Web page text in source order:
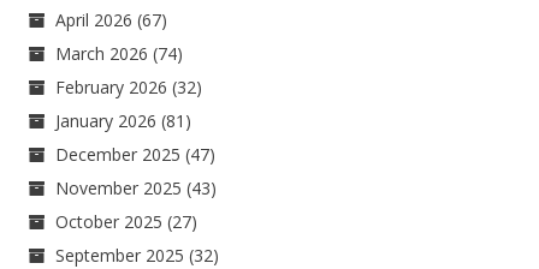
April 2026 (67)
March 2026 (74)
February 2026 (32)
January 2026 (81)
December 2025 (47)
November 2025 (43)
October 2025 (27)
September 2025 (32)